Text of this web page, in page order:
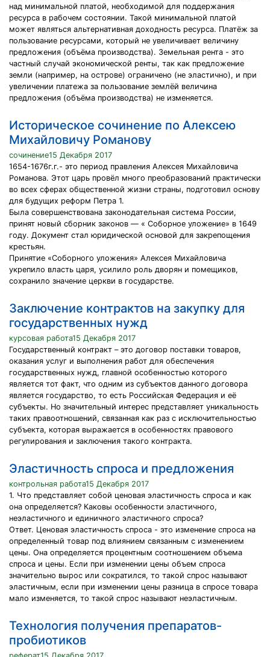
над минимальной платой, необходимой для поддержания
ресурса в рабочем состоянии. Такой минимальной платой
может являться альтернативная доходность ресурса. Платёж за
пользование ресурсами, который не увеличивает величину
предложения (объёма производства). Земельная рента - это
частный случай экономической ренты, так как предложение
земли (например, на острове) ограничено (не эластично), и при
увеличении платежа за пользование землёй величина
предложения (объёма производства) не изменяется.
Историческое сочинение по Алексею
Михайловичу Романову
сочинение15 Декабря 2017
1654-1676г.г.- это период правления Алексея Михайловича
Романова. Этот царь провёл много преобразований практически
во всех сферах общественной жизни страны, подготовил основу
для будущих реформ Петра 1.
Была совершенствована законодательная система России,
принят новый сборник законов — « Соборное уложение» в 1649
году. Документ стал юридической основой для закрепощения
крестьян.
Принятие «Соборного уложения» Алексея Михайловича
укрепило власть царя, усилило роль дворян и помещиков,
сохранило значение церкви в государстве.
Заключение контрактов на закупку для
государственных нужд
курсовая работа15 Декабря 2017
Государственный контракт – это договор поставки товаров,
оказания услуг и выполнения работ для обеспечения
государственных нужд, главной особенностью которого
является тот факт, что одним из субъектов данного договора
является государство, то есть Российская Федерация и её
субъекты. Но значительный интерес представляет уникальность
таких правоотношений, связанная как раз с исключительностью
субъекта, которая выражается в особенностях правового
регулирования и заключения такого контракта.
Эластичность спроса и предложения
контрольная работа15 Декабря 2017
1. Что представляет собой ценовая эластичность спроса и как
она определяется? Каковы особенности эластичного,
неэластичного и единичного эластичного спроса?
Ответ. Ценовая эластичность спроса - это изменение спроса на
определенный товар под влиянием связанным с изменением
цены. Она определяется процентным соотношением объема
спроса и цены. Если при изменении цены объем спроса
значительно вырос или сократился, то такой спрос называют
эластичным, если при изменении цены разница в спросе товара
мало изменяется, то такой спрос называют неэластичным.
Технология получения препаратов-
пробиотиков